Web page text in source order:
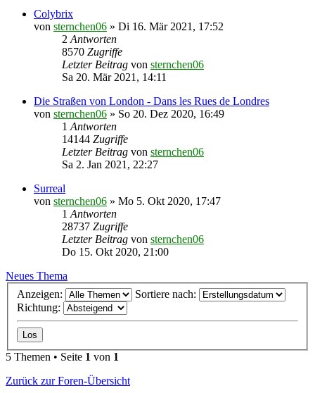
Colybrix
von sternchen06 » Di 16. Mär 2021, 17:52
2 Antworten
8570 Zugriffe
Letzter Beitrag von sternchen06
Sa 20. Mär 2021, 14:11
Die Straßen von London - Dans les Rues de Londres
von sternchen06 » So 20. Dez 2020, 16:49
1 Antworten
14144 Zugriffe
Letzter Beitrag von sternchen06
Sa 2. Jan 2021, 22:27
Surreal
von sternchen06 » Mo 5. Okt 2020, 17:47
1 Antworten
28737 Zugriffe
Letzter Beitrag von sternchen06
Do 15. Okt 2020, 21:00
Neues Thema
Anzeigen:
Sortiere nach:
Richtung:
5 Themen • Seite 1 von 1
Zurück zur Foren-Übersicht